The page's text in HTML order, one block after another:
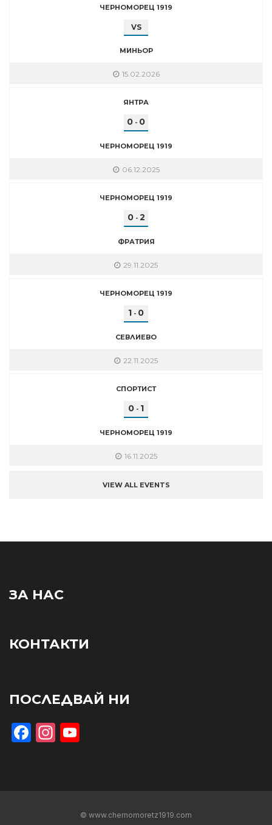
ЧЕРНОМОРЕЦ 1919
VS
МИНЬОР
15.02.2026
ЯНТРА
0 - 0
ЧЕРНОМОРЕЦ 1919
06.12.2025
ЧЕРНОМОРЕЦ 1919
0- 2
ФРАТРИЯ
29.11.2025
ЧЕРНОМОРЕЦ 1919
1 - 0
СЕВЛИЕВО
22.11.2025
СПОРТИСТ
0 - 1
ЧЕРНОМОРЕЦ 1919
16.11.2025
VIEW ALL EVENTS
ЗА НАС
КОНТАКТИ
ПОСЛЕДВАЙ НИ
Facebook
Instagram
© www.chernomoretz1919.com